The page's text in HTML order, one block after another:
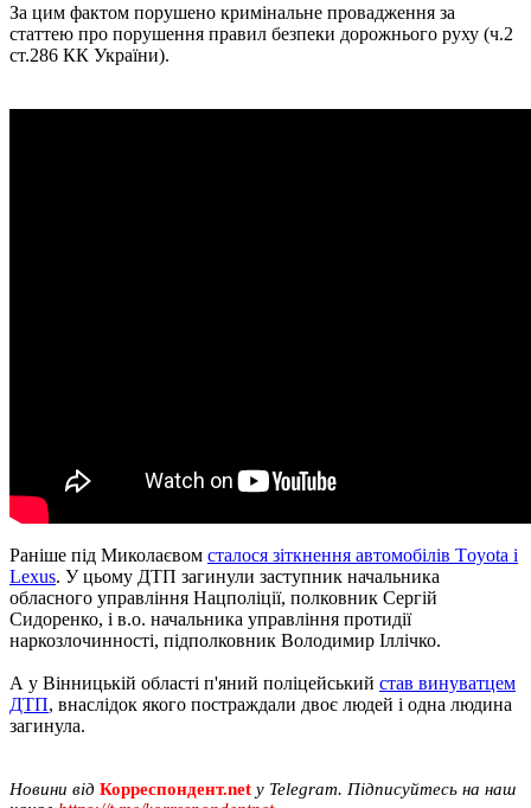
За цим фактом порушено кримінальне провадження за
статтею про порушення правил безпеки дорожнього руху (ч.2
ст.286 КК України).
Раніше під Миколаєвом сталося зіткнення автомобілів Тoyota і
Lexus. У цьому ДТП загинули заступник начальника
обласного управління Нацполіції, полковник Сергій
Сидоренко, і в.о. начальника управління протидії
наркозлочинності, підполковник Володимир Іллічко.
А у Вінницькій області п'яний поліцейський став винуватцем
ДТП, внаслідок якого постраждали двоє людей і одна людина
загинула.
Новини від Корреспондент.net у Telegram. Підписуйтесь на наш